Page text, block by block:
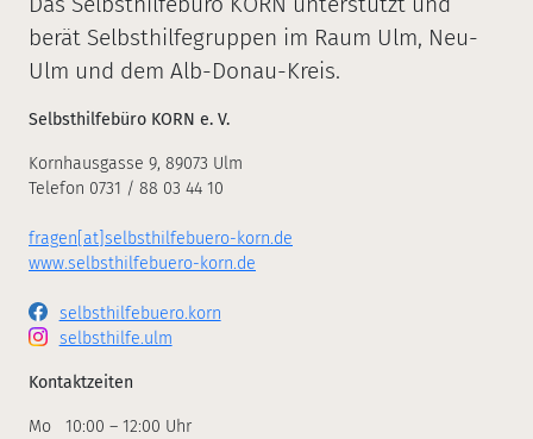
berät Selbsthilfegruppen im Raum Ulm, Neu-
Ulm und dem Alb-Donau-Kreis.
Selbsthilfebüro KORN e. V.
Kornhausgasse 9, 89073 Ulm
Telefon 0731 / 88 03 44 10
fragen[at]selbsthilfebuero-korn.de
www.selbsthilfebuero-korn.de
selbsthilfebuero.korn
selbsthilfe.ulm
Kontaktzeiten
Mo
10:00 – 12:00 Uhr